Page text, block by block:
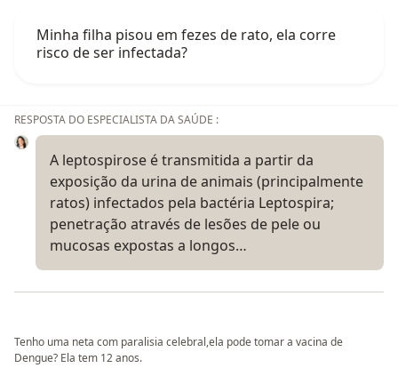
Minha filha pisou em fezes de rato, ela corre
risco de ser infectada?
RESPOSTA DO ESPECIALISTA DA SAÚDE :
A leptospirose é transmitida a partir da
exposição da urina de animais (principalmente
ratos) infectados pela bactéria Leptospira;
penetração através de lesões de pele ou
mucosas expostas a longos…
Tenho uma neta com paralisia celebral,ela pode tomar a vacina de
Dengue? Ela tem 12 anos.